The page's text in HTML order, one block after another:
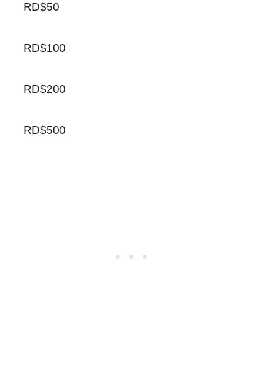
RD$50
RD$100
RD$200
RD$500